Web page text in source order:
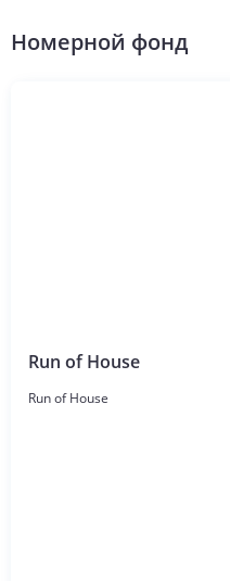
Номерной фонд
Run of House
Run of House